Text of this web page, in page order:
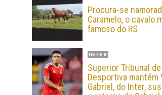
Procura-se
Caramelo, o cavalo
famoso do RS
INTER
Superior Tribunal
Desportiva mantém
Gabriel, do Inter,